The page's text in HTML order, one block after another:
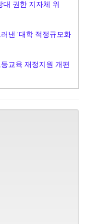
권한 지자체 위
낸 '대학 적정규모화
교육 재정지원 개편